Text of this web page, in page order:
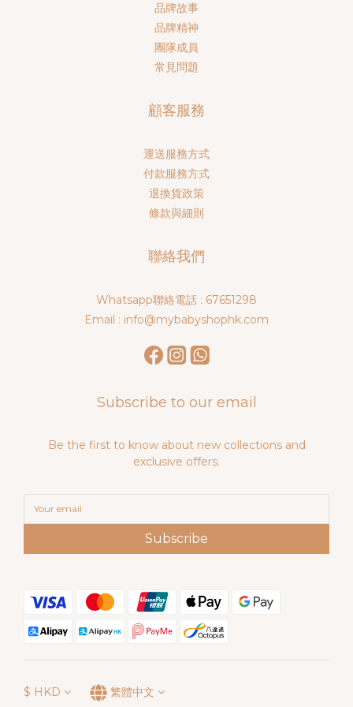
品牌故事
品牌精神
團隊成員
常見問題
顧客服務
運送服務方式
付款服務方式
退換貨政策
條款與細則
聯絡我們
Whatsapp聯絡電話 : 67651298
Email : info@mybabyshophk.com
Subscribe to our email
Be the first to know about new collections and
exclusive offers.
Subscribe
$ HKD 繁體中文